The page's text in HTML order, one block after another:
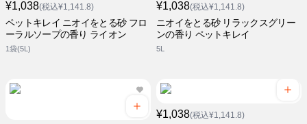
¥1,038(税込¥1,141.8)
ペットキレイ ニオイをとる砂 フロ
ーラルソープの香り ライオン
1袋(5L)
¥1,038(税込¥1,141.8)
ニオイをとる砂 リラックスグリー
ンの香り ペットキレイ
5L
¥1,038(税込¥1,141.8)